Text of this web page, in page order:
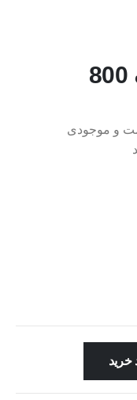
المنت فشنگی فابریک 800
و موجودی
خرید